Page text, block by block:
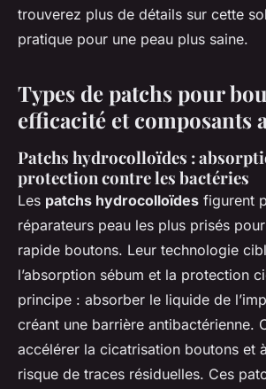
trouverez plus de détails sur cette
pratique pour une peau plus saine.
Types de patchs pour
efficacité et composants
Patchs hydrocolloïdes :
protection contre les bactéries
Les patchs hydrocolloïdes figurent
réparateurs peau les plus prisés
rapide boutons. Leur technologie
l’absorption sébum et la protection
principe : absorber le liquide de
créant une barrière antibactérienne.
accélérer la cicatrisation boutons et
risque de traces résiduelles. Ces